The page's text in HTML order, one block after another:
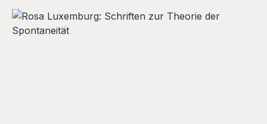
Skip image gallery